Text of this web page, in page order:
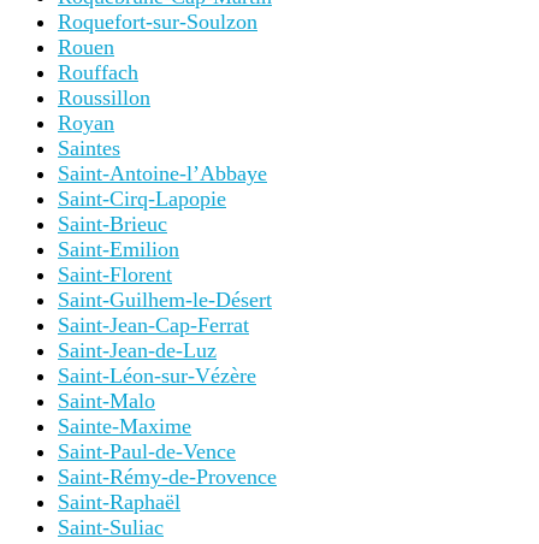
Roquefort-sur-Soulzon
Rouen
Rouffach
Roussillon
Royan
Saintes
Saint-Antoine-l’Abbaye
Saint-Cirq-Lapopie
Saint-Brieuc
Saint-Emilion
Saint-Florent
Saint-Guilhem-le-Désert
Saint-Jean-Cap-Ferrat
Saint-Jean-de-Luz
Saint-Léon-sur-Vézère
Saint-Malo
Sainte-Maxime
Saint-Paul-de-Vence
Saint-Rémy-de-Provence
Saint-Raphaël
Saint-Suliac